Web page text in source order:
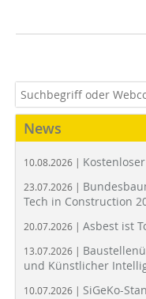
News
10.08.2026 |
23.07.2026 |
Tech in Construction
20.07.2026 | Asbest ist
13.07.2026 |
und Künstlicher
10.07.2026 | SiGeKo-